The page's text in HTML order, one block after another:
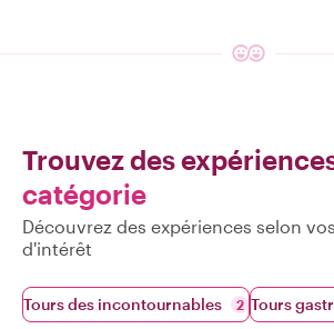
Trouvez des
catégorie
Découvrez des expériences selon
d'intérêt
Tours des incontournables 2 Tours